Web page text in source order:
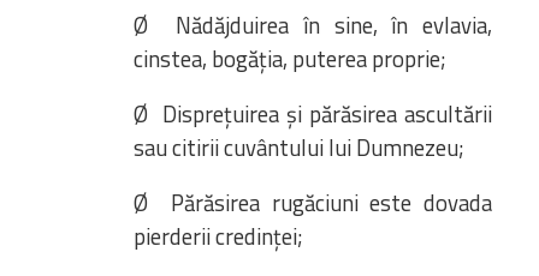
Ø Nădăjduirea în sine, în evlavia,
cinstea, bogăția, puterea proprie;
Ø Disprețuirea și părăsirea ascultării
sau citirii cuvântului lui Dumnezeu;
Ø Părăsirea rugăciuni este dovada
pierderii credinței;